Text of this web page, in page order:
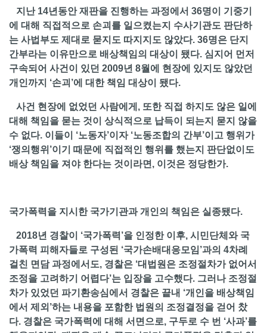
지난 14년동안 재판을 진행하는 과정에서 36명이 기중기
에 대해 직접적으로 손괴를 일으켰는지 수사기관도 판단하
는 사법부도 제대로 묻지도 따지지도 않았다. 36명은 단지
간부라는 이유만으로 배상책임의 대상이 됐다. 심지어 먼저
구속되어 사건이 있던 2009년 8월에 현장에 있지도 않았던
개인까지 ‘손괴’에 대한 책임 대상이 됐다.
사건 현장에 없었던 사람에게, 또한 직접 하지도 않은 일에
대해 책임을 묻는 것이 상식적으로 납득이 되는지 묻지 않을
수 없다. 이들이 ‘노동자’이자 ‘노동조합의 간부’이고 행위가
‘쟁의행위’이기 때문에 직접적인 행위를 했는지 판단없이도
배상 책임을 져야 한다는 것이라면, 이것은 정당한가.
국가폭력을 지시한 국가기관과 개인의 책임은 실종됐다.
2018년 경찰이 ‘국가폭력’을 인정한 이후, 시민단체와 국
가폭력 피해자들로 구성된 ‘국가손배대응모임’과의 4차례
걸친 면담 과정에서도, 경찰은 ‘대법원은 조정절차가 없어서
조정을 고려하기 어렵다’는 입장을 고수했다. 그러나 조정절
차가 있었던 파기환송심에서 경찰은 끝내 ‘개인을 배상책임
에서 제외’하는 내용을 포함한 법원의 조정결정을 걷어 찼
다. 경찰은 국가폭력에 대해 서면으로, 구두로 수 번 ‘사과’를